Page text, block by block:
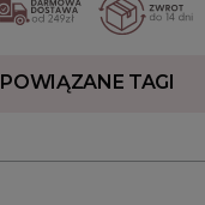
POWIĄZANE TAGI